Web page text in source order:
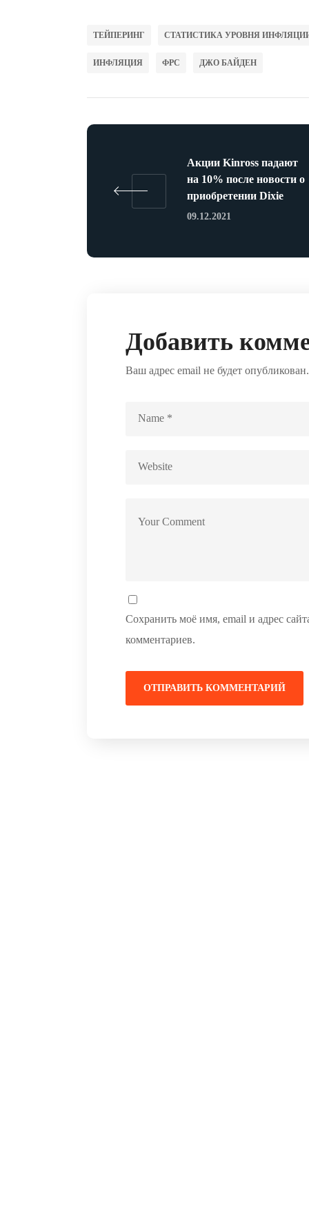
ТЕЙПЕРИНГ СТАТИСТИКА УРОВНЯ
ИНФЛЯЦИЯ ФРС ДЖО БАЙДЕН
Акции Kinross падают
на 10% после новости о
приобретении Dixie
09.12.2021
Добавить
Ваш адрес email не будет опубликован.
Сохранить моё имя, email и адрес
комментариев.